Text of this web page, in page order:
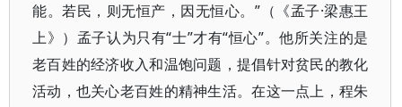
能。若民，则无恒产，因无恒心。”（《孟子·梁惠王
上》）孟子认为只有“士”才有“恒心”。他所关注的是
老百姓的经济收入和温饱问题，提倡针对贫民的教化
活动，也关心老百姓的精神生活。在这一点上，程朱